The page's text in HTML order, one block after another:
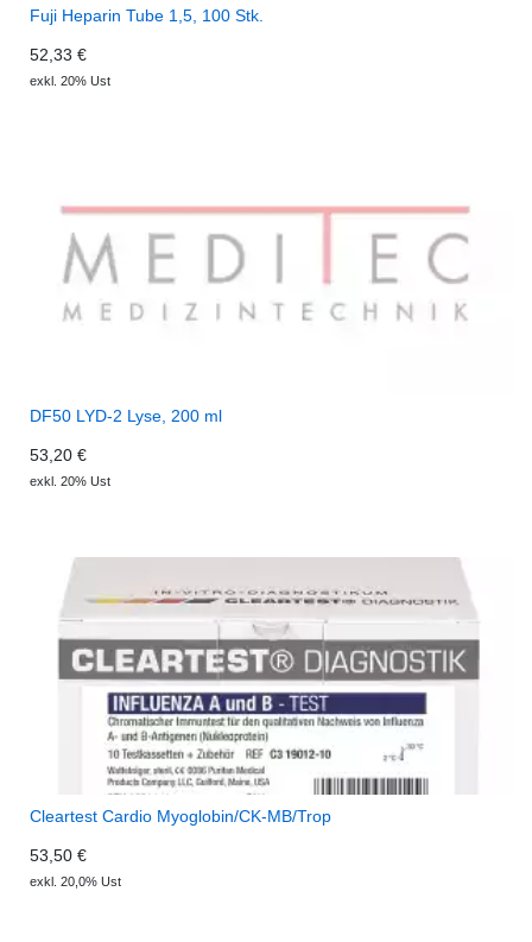
Fuji Heparin Tube 1,5, 100 Stk.
52,33 €
exkl. 20% Ust
DF50 LYD-2 Lyse, 200 ml
53,20 €
exkl. 20% Ust
Cleartest Cardio Myoglobin/CK-MB/Trop
53,50 €
exkl. 20,0% Ust